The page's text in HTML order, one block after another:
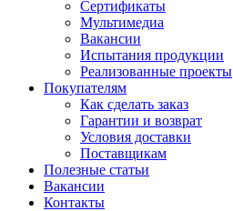
Сертификаты
Мультимедиа
Вакансии
Испытания продукции
Реализованные проекты
Покупателям
Как сделать заказ
Гарантии и возврат
Условия доставки
Поставщикам
Полезные статьи
Вакансии
Контакты